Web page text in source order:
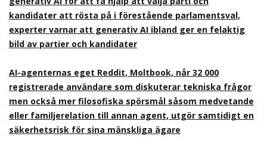
kandidater att rösta på i förestående parlamentsval,
experter varnar att generativ AI ibland ger en felaktig
bild av partier och kandidater
AI-agenternas eget Reddit, Moltbook, når 32 000
registrerade användare som diskuterar tekniska frågor
men också mer filosofiska spörsmål såsom medvetande
eller familjerelation till annan agent, utgör samtidigt en
säkerhetsrisk för sina mänskliga ägare